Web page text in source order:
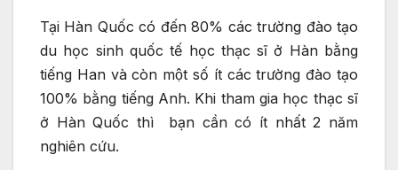
Tại Hàn Quốc có đến 80% các trường đào tạo
du học sinh quốc tế học thạc sĩ ở Hàn bằng
tiếng Han và còn một số ít các trường đào tạo
100% bằng tiếng Anh. Khi tham gia học thạc sĩ
ở Hàn Quốc thì bạn cần có ít nhất 2 năm
nghiên cứu.